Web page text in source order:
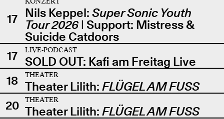
17 Nils Keppel: Super Sonic Youth
Tour 2026| Support: Mistress &
Suicide Catdoors
17
LIVE-PODCAST
SOLD OUT: Kafi am Freitag Live
18
THEATER
Theater Lilith: FLÜGEL AM FUSS
20
THEATER
Theater Lilith: FLÜGEL AM FUSS